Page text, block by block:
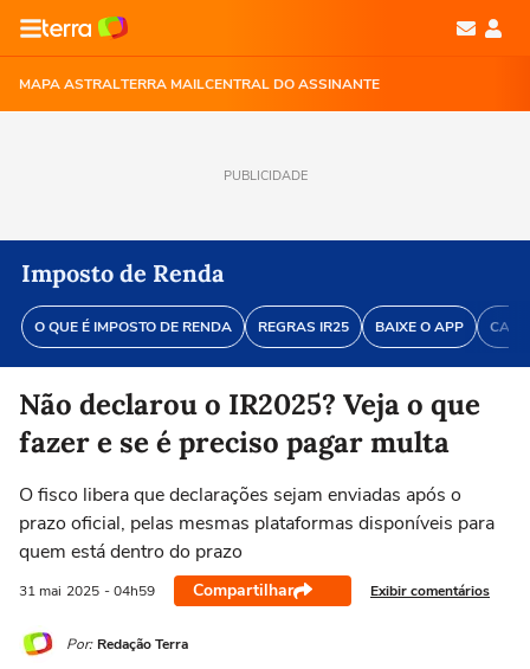
MAPA ASTRALTERRA MAILCENTRAL DO ASSINANTE
PUBLICIDADE
Imposto de Renda
O QUE É IMPOSTO DE RENDA REGRAS IR25 BAIXE O APP
Não declarou o IR2025? Veja o que
fazer e se é preciso pagar multa
O fisco libera que declarações sejam enviadas após o
prazo oficial, pelas mesmas plataformas disponíveis para
quem está dentro do prazo
31 mai 2025 - 04h59 Compartilhar Exibir comentários
Por: Redação Terra